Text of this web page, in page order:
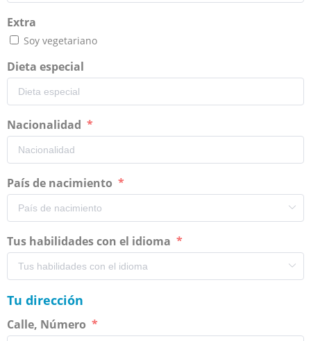
Extra
Soy vegetariano
Dieta especial
Nacionalidad
País de nacimiento
Tus habilidades con el idioma
Tu dirección
Calle, Número